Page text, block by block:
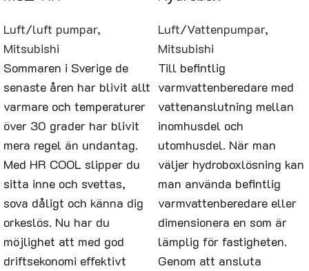
Luft/luft pumpar,
Mitsubishi
Sommaren i Sverige de
senaste åren har blivit allt
varmare och temperaturer
över 30 grader har blivit
mera regel än undantag.
Med HR COOL slipper du
sitta inne och svettas,
sova dåligt och känna dig
orkeslös. Nu har du
möjlighet att med god
driftsekonomi effektivt
Luft/Vattenpumpar,
Mitsubishi
Till befintlig
varmvattenberedare med
vattenanslutning mellan
inomhusdel och
utomhusdel. När man
väljer hydroboxlösning kan
man använda befintlig
varmvattenberedare eller
dimensionera en som är
lämplig för fastigheten.
Genom att ansluta